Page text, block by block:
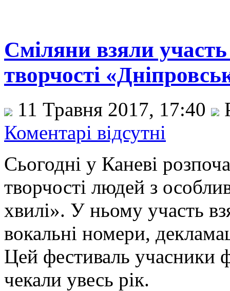
Сміляни взяли
творчості
11 Травня 2017, 17:40
Коментарі відсутні
Сьогодні у Каневі
творчості людей з
хвилі». У ньому участь
вокальні номери,
Цей фестиваль учасники
чекали увесь рік.